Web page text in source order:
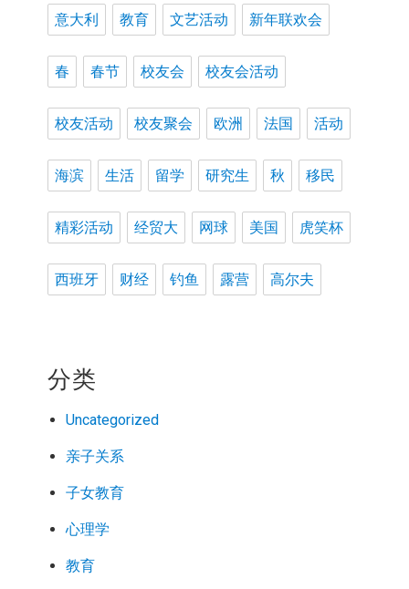
意大利 教育 文艺活动 新年联欢会
春 春节 校友会 校友会活动
校友活动 校友聚会 欧洲 法国 活动
海滨 生活 留学 研究生 秋 移民
精彩活动 经贸大 网球 美国 虎笑杯
西班牙 财经 钓鱼 露营 高尔夫
分类
Uncategorized
亲子关系
子女教育
心理学
教育